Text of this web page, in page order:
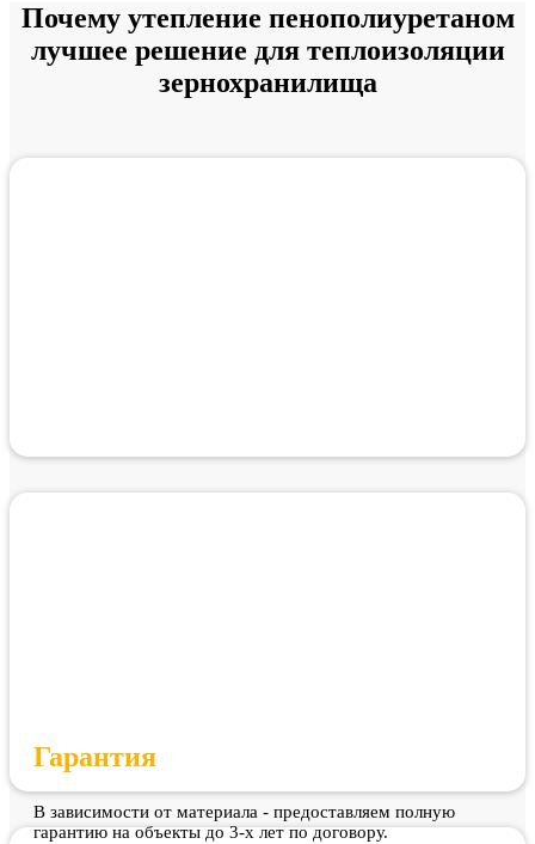
Почему утепление пенополиуретаном
лучшее решение для теплоизоляции
зернохранилища
Гарантия
В зависимости от материала - предоставляем полную
гарантию на объекты до 3-х лет по договору.